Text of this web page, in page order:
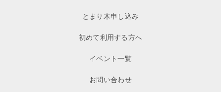
とまり木申し込み
初めて利用する方へ
イベント一覧
お問い合わせ